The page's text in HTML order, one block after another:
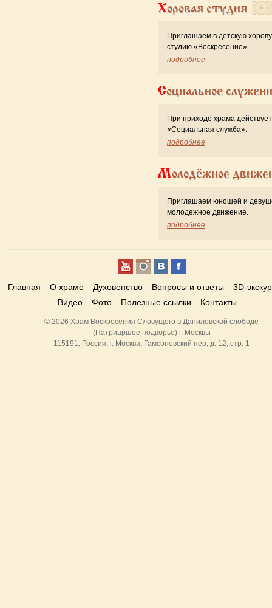
Хоровая студия
Приглашаем в детскую
студию «Воскресение».
подробнее
Социальное
При приходе храма действует
«Cоциальная служба».
подробнее
Молодёжное
Приглашаем юношей и
молодежное движение.
подробнее
Главная О храме Духовенство Вопросы и ответы
3D-
Видео
Фото Полезные ссылки Контакты
© 2026 Храм Воскресения Словущего в Даниловской слободе
(Патриаршее подворье) г. Москвы
115191, Россия, г. Москва, Гамсоновский пер, д. 12, стр. 1